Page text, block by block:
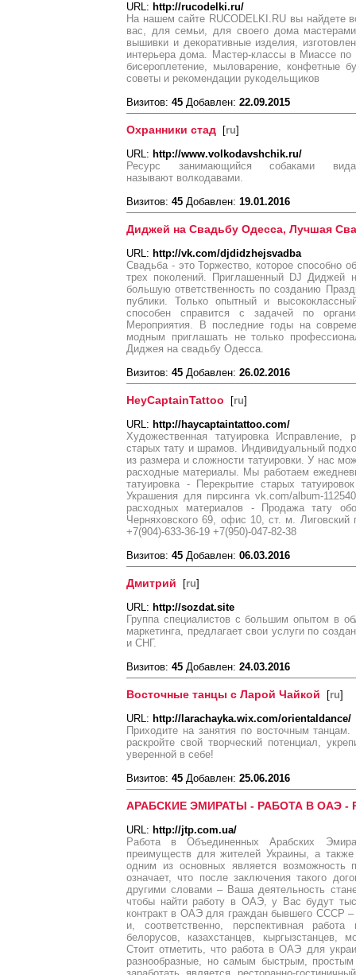
URL: http://rucodelki.ru/
На нашем сайте RUCODELKI.RU вы найдете
вас, для семьи, для своего дома
вышивки и декоративные изделия,
интерьера дома. Мастер-классы в Миассе
бисероплетение, мыловарение, конфетные
советы и рекомендации рукодельщиков
Визитов: 45 Добавлен: 22.09.2015
Охранники стад [ru]
URL: http://www.volkodavshchik.ru/
Ресурс занимающийся собаками
называют волкодавами.
Визитов: 45 Добавлен: 19.01.2016
Диджей на Свадьбу Одесса, Лучшая
URL: http://vk.com/djdidzhejsvadba
Свадьба - это Торжество, которое способно
трех поколений. Приглашенный DJ Диджей
большую ответственность по созданию
публики. Только опытный и
способен справится с задачей по
Мероприятия. В последние годы на
модным приглашать не только
Диджея на свадьбу Одесса.
Визитов: 45 Добавлен: 26.02.2016
HeyCaptainTattoo [ru]
URL: http://haycaptaintattoo.com/
Художественная татуировка Исправление,
старых тату и шрамов. Индивидуальный
из размера и сложности татуировки. У нас
расходные материалы. Мы работаем
татуировка - Перекрытие старых
Украшения для пирсинга vk.com/album-
расходных материалов - Продажа тату
Черняховского 69, офис 10, ст. м. Лиговский
+7(904)-633-36-19 +7(950)-047-82-38
Визитов: 45 Добавлен: 06.03.2016
Дмитрий [ru]
URL: http://sozdat.site
Группа специалистов с большим опытом в
маркетинга, предлагает свои услуги по
и СНГ.
Визитов: 45 Добавлен: 24.03.2016
Восточные танцы с Ларой Чайкой [ru]
URL: http://larachayka.wix.com/orientaldance/
Приходите на занятия по восточным
раскройте свой творческий потенциал,
уверенной в себе!
Визитов: 45 Добавлен: 25.06.2016
АРАБСКИЕ ЭМИРАТЫ - РАБОТА В ОАЭ -
URL: http://jtp.com.ua/
Работа в Объединенных Арабских
преимуществ для жителей Украины, а
одним из основных является возможность
означает, что после заключения такого
другими словами – Ваша деятельность
чтобы найти работу в ОАЭ, у Вас будут
контракт в ОАЭ для граждан бывшего СССР
и, соответственно, перспективная
белорусов, казахстанцев, кыргызстанцев,
Стоит отметить, что работа в ОАЭ для
разнообразные, но самым быстрым,